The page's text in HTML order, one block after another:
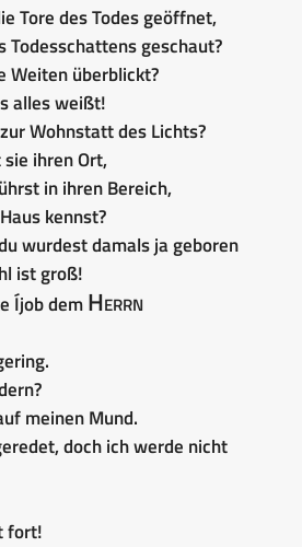
Tore des Todes geöffnet,
Todesschattens geschaut?
Weiten überblickt?
alles weißt!
Wohnstatt des Lichts?
ihren Ort,
in ihren Bereich,
kennst?
wurdest damals ja geboren
ist groß!
Íjob demHerrn
meinen Mund.
doch ich werde nicht
fort!